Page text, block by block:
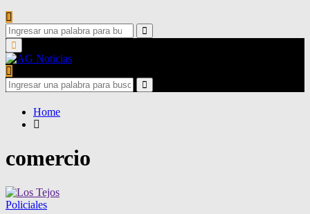
Search
for:
Search
Primary
Menu
Search
for:
Search
Home
comercio
Policiales